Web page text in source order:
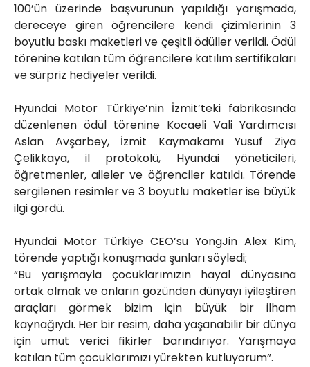
100’ün üzerinde başvurunun yapıldığı yarışmada,
dereceye giren öğrencilere kendi çizimlerinin 3
boyutlu baskı maketleri ve çeşitli ödüller verildi. Ödül
törenine katılan tüm öğrencilere katılım sertifikaları
ve sürpriz hediyeler verildi.
Hyundai Motor Türkiye’nin İzmit’teki fabrikasında
düzenlenen ödül törenine Kocaeli Vali Yardımcısı
Aslan Avşarbey, İzmit Kaymakamı Yusuf Ziya
Çelikkaya, il protokolü, Hyundai yöneticileri,
öğretmenler, aileler ve öğrenciler katıldı. Törende
sergilenen resimler ve 3 boyutlu maketler ise büyük
ilgi gördü.
Hyundai Motor Türkiye CEO’su YongJin Alex Kim,
törende yaptığı konuşmada şunları söyledi;
“Bu yarışmayla çocuklarımızın hayal dünyasına
ortak olmak ve onların gözünden dünyayı iyileştiren
araçları görmek bizim için büyük bir ilham
kaynağıydı. Her bir resim, daha yaşanabilir bir dünya
için umut verici fikirler barındırıyor. Yarışmaya
katılan tüm çocuklarımızı yürekten kutluyorum”.